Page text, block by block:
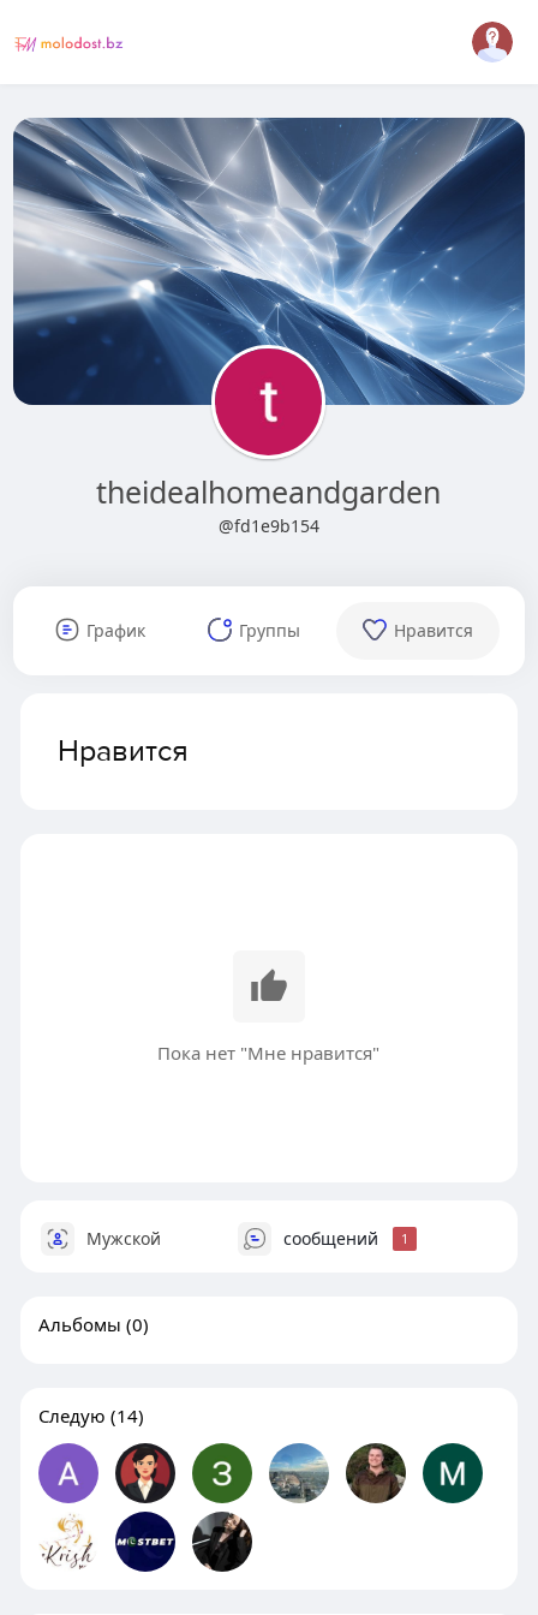
theidealhomeandgarden
@fd1e9b154
График Группы Нравится
Нравится
Пока нет "Мне нравится"
Мужской сообщений 1
Альбомы (0)
Следую (14)